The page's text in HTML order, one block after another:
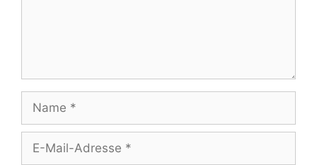
Mail-